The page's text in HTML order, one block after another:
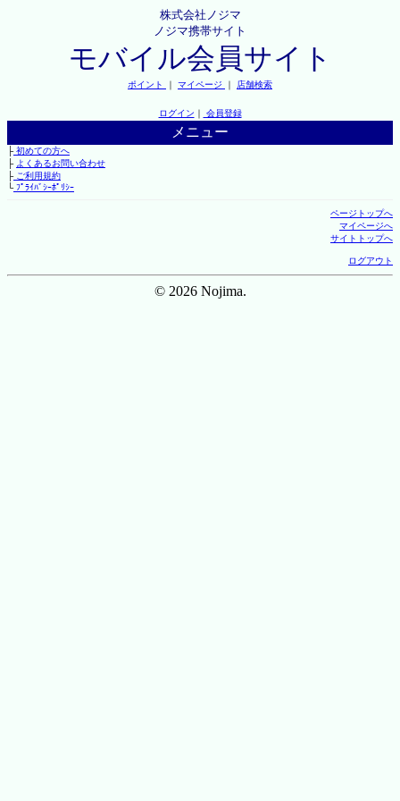
株式会社ノジマ
ノジマ携帯サイト
モバイル会員サイト
ポイント ｜ マイページ ｜ 店舗検索
ログイン ｜ 会員登録
メニュー
├初めての方へ
├ よくあるお問い合わせ
├ご利用規約
└ﾌﾟﾗｲﾊﾞｼｰﾎﾟﾘｼｰ
ページトップへ
マイページへ
サイトトップへ
ログアウト
© 2026 Nojima.